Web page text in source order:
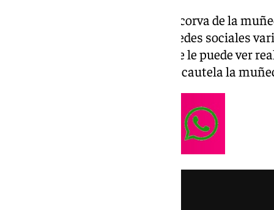
La lesión afecta al tendón de la corva de la
Alcaraz ha compartido en sus redes sociales
pista indoor de Murcia, donde se le puede ver
izquierda mientras protege con cautela la